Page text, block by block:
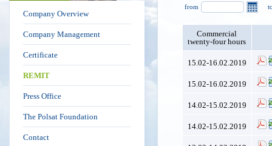
Company Overview
Company Management
Certificate
REMIT
Press Office
The Polsat Foundation
Contact
from
Commercial
twenty-four hours
15.02-16.02.2019
15.02-16.02.2019
14.02-15.02.2019
14.02-15.02.2019